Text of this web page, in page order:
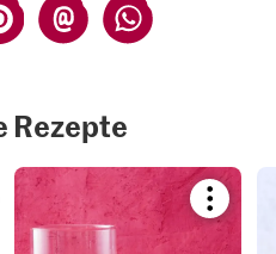
Rezepte
recipe